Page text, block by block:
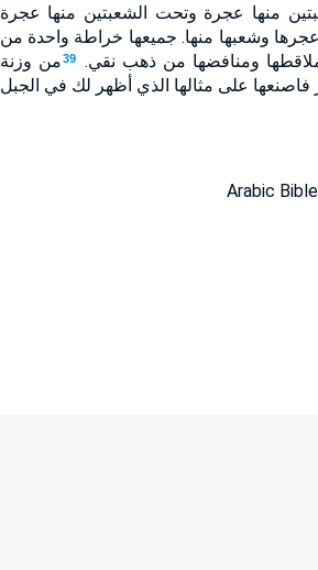
منها عجرة وتحت الشعبتين منها عجرة
وشعبها منها. جميعها خراطة واحدة من
ومنافضها من ذهب نقي. 39من وزنة
فاصنعها على مثالها الذي أظهر لك في الجبل
Arabic